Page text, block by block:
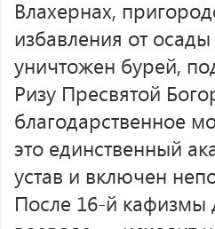
Влахернах,
избавления от
уничтожен бурей,
Ризу Пресвятой
благодарственное
это единственный
устав и включен
После 16-й кафизмы